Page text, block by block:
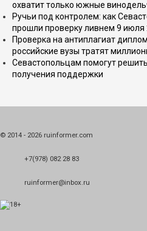
охватит только южные
Ручьи под контролем: как
прошли проверку ливнем 9 июля
Проверка на антиплагиат
российские вузы тратят
Севастопольцам помогут
получения поддержки
© 2014 - 2026 ruinformer.com
+7(978) 082 28 83
ruinformer@inbox.ru